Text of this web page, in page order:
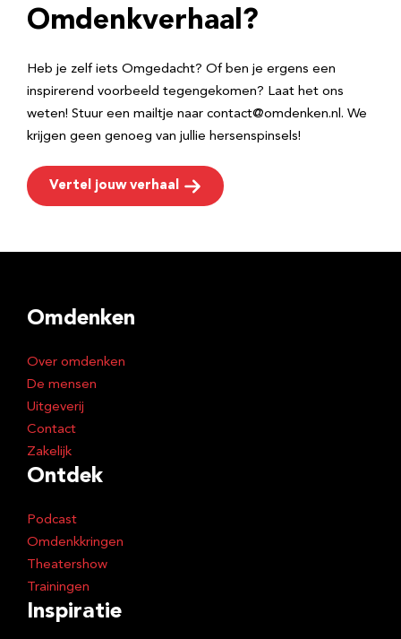
e
Omdenkverhaal?
Heb je zelf iets Omgedacht? Of ben je ergens een
inspirerend voorbeeld tegengekomen? Laat het ons
weten! Stuur een mailtje naar contact@omdenken.nl. We
krijgen geen genoeg van jullie hersenspinsels!
Vertel jouw verhaal
Omdenken
Over omdenken
De mensen
Uitgeverij
Contact
Zakelijk
Ontdek
Podcast
Omdenkkringen
Theatershow
Trainingen
Inspiratie